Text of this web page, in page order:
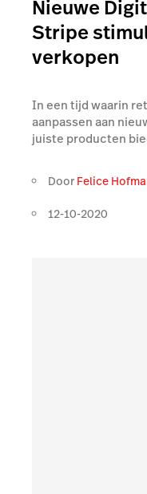
Nieuwe
Stripe
verkopen
In een tijd waarin
aanpassen aan
juiste producten
Door Felice
12-10-2020